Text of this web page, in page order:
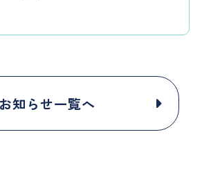
お知らせ一覧へ